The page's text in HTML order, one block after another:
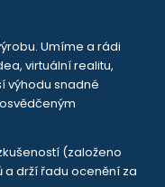
Umíme a rádi
virtuální realitu,
výhodu snadné
(založeno
a drží řadu ocenění za